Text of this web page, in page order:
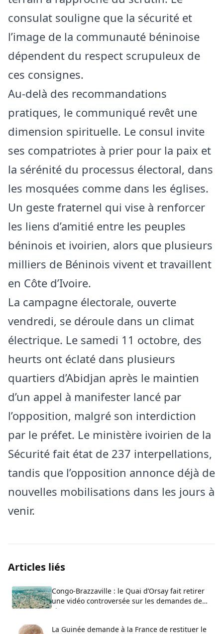
consulat souligne que la sécurité et
l’image de la communauté béninoise
dépendent du respect scrupuleux de
ces consignes.
Au-delà des recommandations
pratiques, le communiqué revêt une
dimension spirituelle. Le consul invite
ses compatriotes à prier pour la paix et
la sérénité du processus électoral, dans
les mosquées comme dans les églises.
Un geste fraternel qui vise à renforcer
les liens d’amitié entre les peuples
béninois et ivoirien, alors que plusieurs
milliers de Béninois vivent et travaillent
en Côte d’Ivoire.
La campagne électorale, ouverte
vendredi, se déroule dans un climat
électrique. Le samedi 11 octobre, des
heurts ont éclaté dans plusieurs
quartiers d’Abidjan après le maintien
d’un appel à manifester lancé par
l’opposition, malgré son interdiction
par le préfet. Le ministère ivoirien de la
Sécurité fait état de 237 interpellations,
tandis que l’opposition annonce déjà de
nouvelles mobilisations dans les jours à
venir.
Articles liés
Congo-Brazzaville : le Quai d’Orsay fait retirer
une vidéo controversée sur les demandes de
visa
La Guinée demande à la France de restituer le